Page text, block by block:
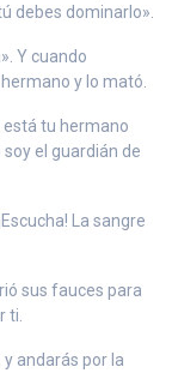
debes dominarlo».
Y cuando
y lo mató.
está tu hermano
soy el guardián de
La sangre
sus fauces para
ti.
andarás por la